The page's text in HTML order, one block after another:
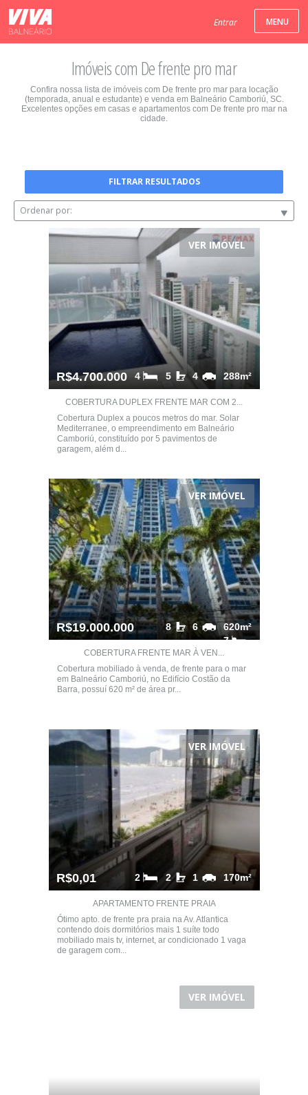
Entrar
Imóveis com De frente pro mar
Confira nossa lista de imóveis com De frente pro mar para locação
(temporada, anual e estudante) e venda em Balneário Camboriú, SC.
Excelentes opções em casas e apartamentos com De frente pro mar na
cidade.
FILTRAR RESULTADOS
Ordenar por:
VER IMÓVEL
R$4.700.000 288m²
4
5
4
COBERTURA DUPLEX FRENTE MAR COM 2...
Cobertura Duplex a poucos metros do mar. Solar
Mediterranee, o empreendimento em Balneário
Camboriú, constituído por 5 pavimentos de
garagem, além d...
VER IMÓVEL
R$19.000.000 620m²
6
8
7
COBERTURA FRENTE MAR À VEN...
Cobertura mobiliado à venda, de frente para o mar
em Balneário Camboriú, no Edifício Costão da
Barra, possuí 620 m² de área pr...
VER IMÓVEL
R$0,01 170m²
1
2
2
APARTAMENTO FRENTE PRAIA
Ótimo apto. de frente pra praia na Av. Atlantica
contendo dois dormitórios mais 1 suíte todo
mobiliado mais tv, internet, ar condicionado 1 vaga
de garagem com...
VER IMÓVEL